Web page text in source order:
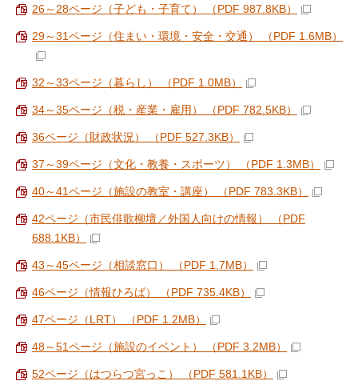
26～28ページ（子ども・子育て） （PDF 987.8KB）
29～31ページ（住まい・環境・安全・交通） （PDF 1.6MB）
32～33ページ（暮らし） （PDF 1.0MB）
34～35ページ（税・産業・雇用） （PDF 782.5KB）
36ページ（財政状況） （PDF 527.3KB）
37～39ページ（文化・教養・スポーツ） （PDF 1.3MB）
40～41ページ（施設の教室・講座） （PDF 783.3KB）
42ページ（市民俳歌柳壇／外国人向けの情報） （PDF
688.1KB）
43～45ページ（相談窓口） （PDF 1.7MB）
46ページ（情報ひろば） （PDF 735.4KB）
47ページ（LRT） （PDF 1.2MB）
48～51ページ（施設のイベント） （PDF 3.2MB）
52ページ（はつらつ宮っこ） （PDF 581.1KB）